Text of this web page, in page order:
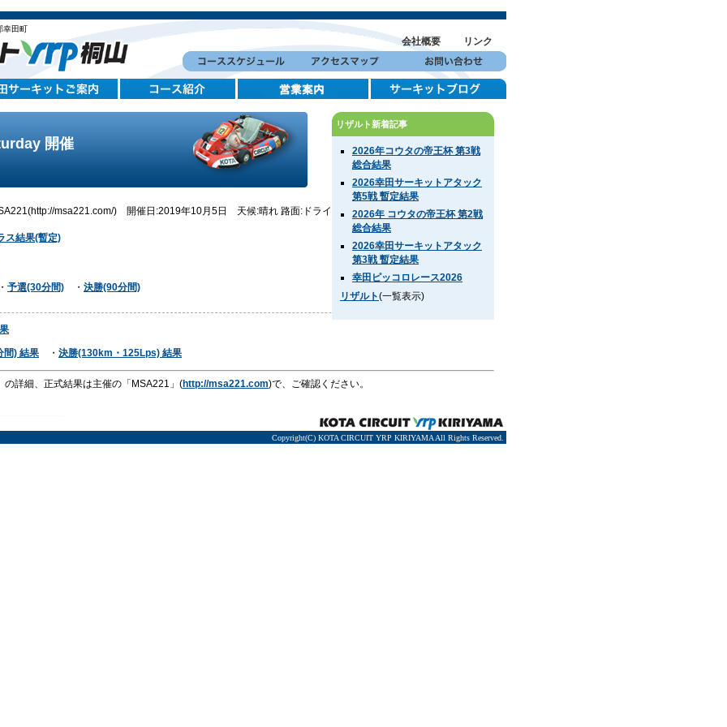
幸田町
リンク
会社概要
リザルト新着記事
2026年コウタの帝王杯 第3戦
総合結果
2026幸田サーキットアタック
第5戦 暫定結果
2026年 コウタの帝王杯 第2戦
総合結果
2026幸田サーキットアタック
第3戦 暫定結果
幸田ピッコロレース2026
リザルト(一覧表示)
開催
msa221.com/) 開催日:2019年10月5日 天候:晴れ 路面:ドライ
ス結果(暫定)
予選(30分間) ・ 決勝(90分間)
間) 結果 ・ 決勝(130km・125Lps) 結果
詳細、正式結果は主催の「MSA221」(http://msa221.com)で、ご確認ください。
Copyright(C) KOTA CIRCUIT YRP KIRIYAMA All Rights Reserved.